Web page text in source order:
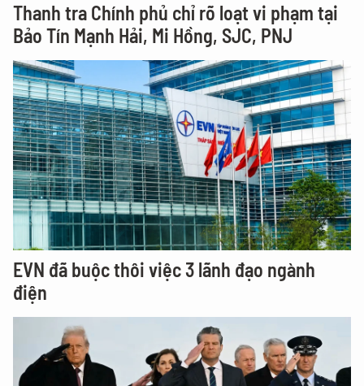
Thanh tra Chính phủ chỉ rõ loạt vi phạm tại
Bảo Tín Mạnh Hải, Mi Hồng, SJC, PNJ
EVN đã buộc thôi việc 3 lãnh đạo ngành
điện